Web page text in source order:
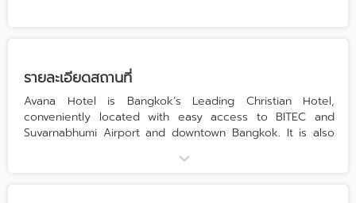
รายละเอียดสถานที่
Avana Hotel is Bangkok’s Leading Christian Hotel,
conveniently located with easy access to BITEC and
Suvarnabhumi Airport and downtown Bangkok. It is also
religious services and guidance to the Christian Worship.